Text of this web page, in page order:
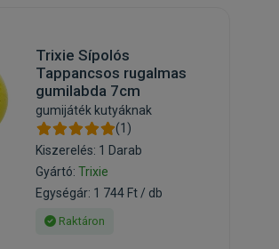
Trixie Sípolós
Tappancsos rugalmas
gumilabda 7cm
gumijáték kutyáknak
(1)
Kiszerelés: 1 Darab
Gyártó: Trixie
Egységár: 1 744 Ft / db
Raktáron